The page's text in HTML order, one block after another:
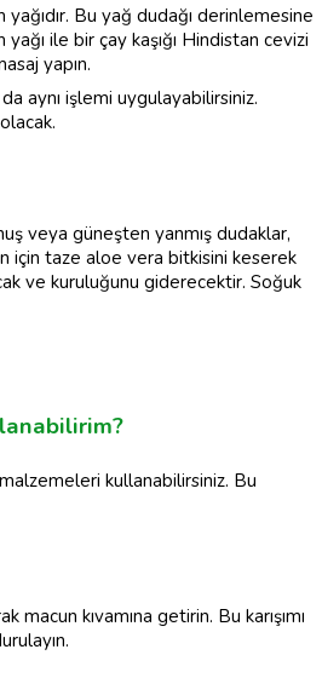
Bu yağ dudağı derinlemesine
ile bir çay kaşığı Hindistan cevizi
yapın.
aynı işlemi uygulayabilirsiniz.
veya güneşten yanmış dudaklar,
için taze aloe vera bitkisini keserek
ve kuruluğunu giderecektir. Soğuk
kullanabilirsiniz. Bu
macun kıvamına getirin. Bu karışımı